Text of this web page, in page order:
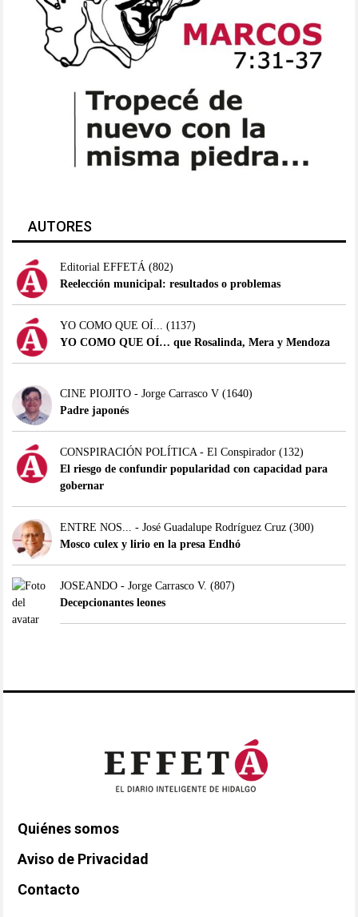
AUTORES
Editorial EFFETÁ(802)
Reelección municipal: resultados o problemas
YO COMO QUE OÍ... (1137)
YO COMO QUE OÍ… que Rosalinda, Mera y Mendoza
CINE PIOJITO - Jorge Carrasco V(1640)
Padre japonés
CONSPIRACIÓN POLÍTICA - El Conspirador(132)
El riesgo de confundir popularidad con capacidad para
gobernar
ENTRE NOS... - José Guadalupe Rodríguez Cruz(300)
Mosco culex y lirio en la presa Endhó
JOSEANDO - Jorge Carrasco V. (807)
Decepcionantes leones
Quiénes somos
Aviso de Privacidad
Contacto